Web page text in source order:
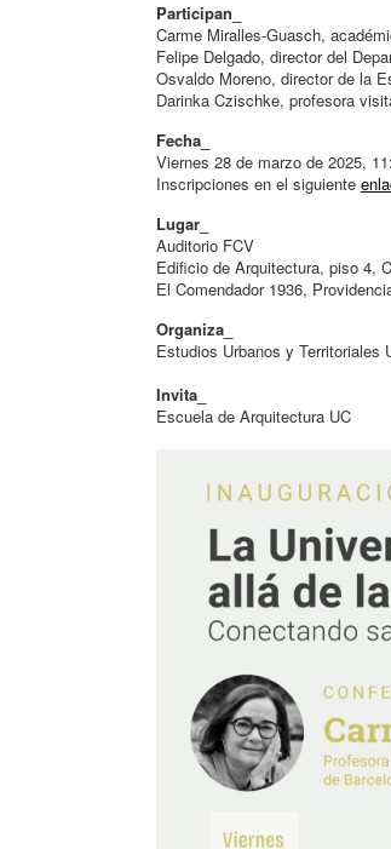
Participan_
Carme Miralles-Guasch,
Felipe Delgado, director del
Osvaldo Moreno, director de la
Darinka Czischke, profesora
Fecha_
Viernes 28 de marzo de 2025,
Inscripciones en el siguiente
Lugar_
Auditorio FCV
Edificio de Arquitectura, piso 4,
El Comendador 1936,
Organiza_
Estudios Urbanos y Territoriales
Invita_
Escuela de Arquitectura UC